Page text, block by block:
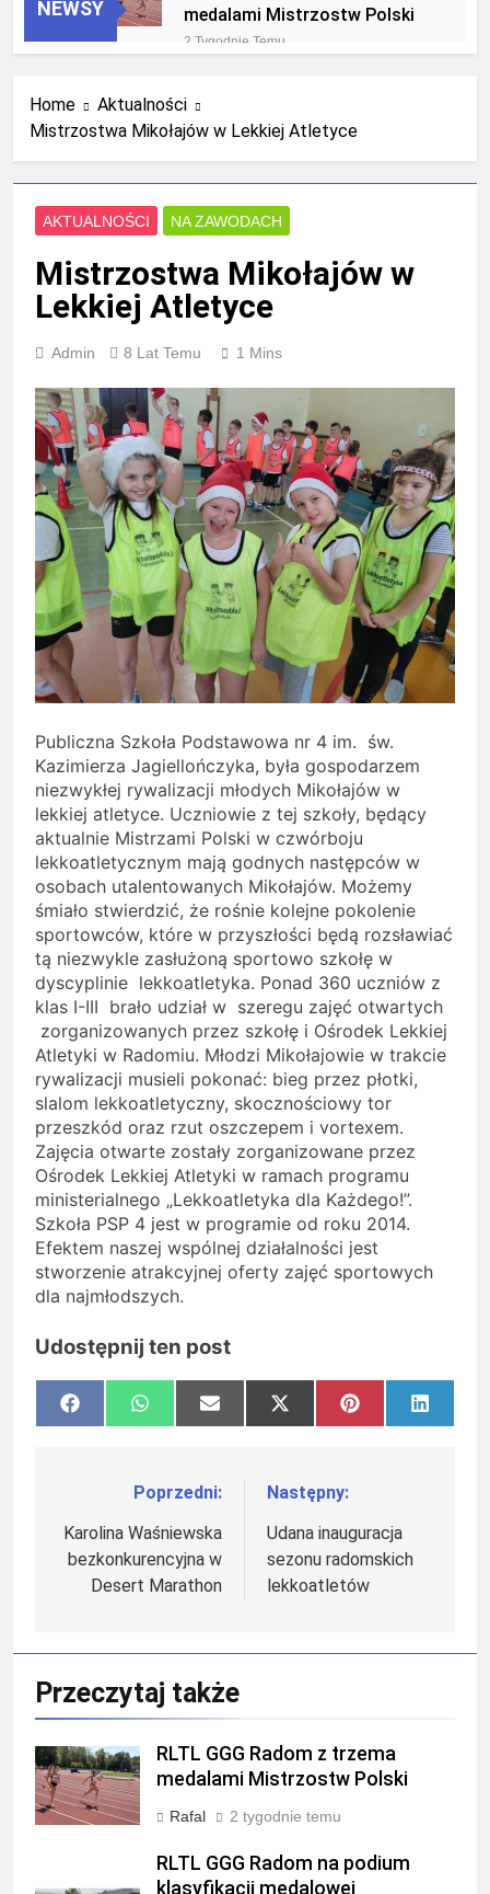
NEWSY
medalami Mistrzostw Polski
2 Tygodnie Temu
mistrzostw Polski U23 w
Krakowie
4 Tygodnie Temu
Home
Aktualności
Mistrzostwa Mikołajów w Lekkiej Atletyce
AKTUALNOŚCI NA ZAWODACH
Mistrzostwa Mikołajów w
Lekkiej Atletyce
Admin 8 Lat Temu 1 Mins
Publiczna Szkoła Podstawowa nr 4 im. św.
Kazimierza Jagiellończyka, była gospodarzem
niezwykłej rywalizacji młodych Mikołajów w
lekkiej atletyce. Uczniowie z tej szkoły, będący
aktualnie Mistrzami Polski w czwórboju
lekkoatletycznym mają godnych następców w
osobach utalentowanych Mikołajów. Możemy
śmiało stwierdzić, że rośnie kolejne pokolenie
sportowców, które w przyszłości będą rozsławiać
tą niezwykle zasłużoną sportowo szkołę w
dyscyplinie lekkoatletyka. Ponad 360 uczniów z
klas I-III brało udział w szeregu zajęć otwartych
zorganizowanych przez szkołę i Ośrodek Lekkiej
Atletyki w Radomiu. Młodzi Mikołajowie w trakcie
rywalizacji musieli pokonać: bieg przez płotki,
slalom lekkoatletyczny, skocznościowy tor
przeszkód oraz rzut oszczepem i vortexem.
Zajęcia otwarte zostały zorganizowane przez
Ośrodek Lekkiej Atletyki w ramach programu
ministerialnego „Lekkoatletyka dla Każdego!”.
Szkoła PSP 4 jest w programie od roku 2014.
Efektem naszej wspólnej działalności jest
stworzenie atrakcyjnej oferty zajęć sportowych
dla najmłodszych.
Udostępnij ten post
Share
on
FacebookShare
on
WhatsAppShare
on
Email
Share
on
X
(Twitter)
Share
on
PinterestShare
on
Nawigacja
wpisu
Poprzedni:
Karolina Waśniewska
bezkonkurencyjna w
Desert Marathon
Następny:
Udana inauguracja
sezonu radomskich
lekkoatletów
Przeczytaj także
RLTL GGG Radom z trzema
medalami Mistrzostw Polski
Rafal 2 tygodnie temu
RLTL GGG Radom na podium
klasyfikacji medalowej